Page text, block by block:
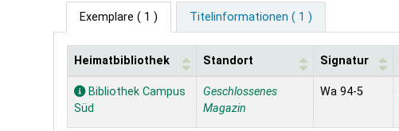
Exemplare ( 1 ) Titelinformationen ( 1 )
Exemplare
Heimatbibliothek Standort Signatur
Bibliothek Campus
Süd
Geschlossenes
Magazin
Wa 94-5